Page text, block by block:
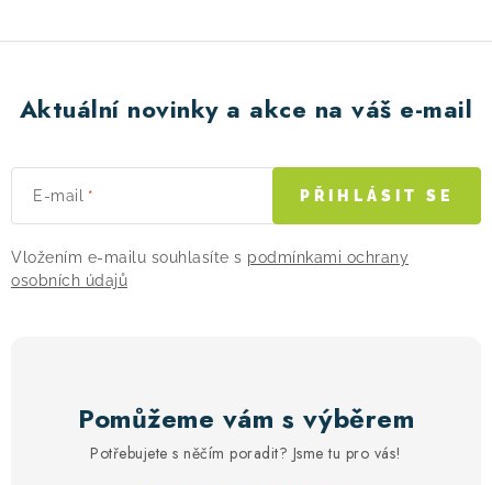
Aktuální novinky a akce na váš e-mail
E-mail
Vložením e-mailu souhlasíte s podmínkami ochrany
osobních údajů
PŘIHLÁSIT SE
Pomůžeme vám s výběrem
Potřebujete s něčím poradit? Jsme tu pro vás!